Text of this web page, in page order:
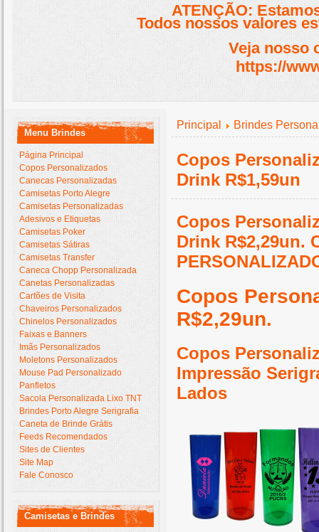
ATENÇÃO:
Todos nossos valores
Veja nosso
https://
Menu Brindes
Página Principal
Copos Personalizados
Canecas Personalizadas
Camisetas Porto Alegre
Camisetas Personalizadas
Adesivos e Etiquetas
Camisetas Poker
Camisetas Sátiras
Camisetas Transfer
Caneca Chopp Personalizada
Canetas Personalizadas
Cartões de Visita
Chaveiros Personalizados
Chinelos Personalizados
Faixas e Banners
Imãs Personalizados
Moletons Personalizados
Mouse Pad Personalizado
Panfletos
Sacola Personalizada Lixo TNT
Brindes Porto Alegre Serigrafia
Caneta de Brinde Grátis
Feeds Recomendados
Sites de Clientes
Site Map
Fale Conosco
Camisetas e Brindes
Principal Brindes
Copos
Drink R$1,59un
Copos
Drink R$2,29un.
Copos
R$2,29un.
Copos
Impressão
Lados